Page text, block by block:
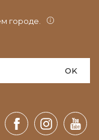
городе.
OK